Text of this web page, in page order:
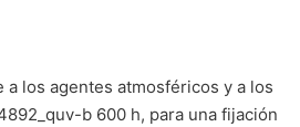
los agentes atmosféricos y a los
b 600 h, para una fijación